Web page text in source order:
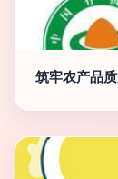
筑牢农产品